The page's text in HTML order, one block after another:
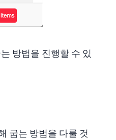
방법을 진행할 수 있
굽는 방법을 다룰 것